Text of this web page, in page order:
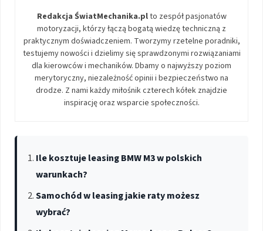
Redakcja ŚwiatMechanika.plto zespół pasjonatów
motoryzacji, którzy łączą bogatą wiedzę techniczną z
praktycznym doświadczeniem. Tworzymy rzetelne poradniki,
testujemy nowości i dzielimy się sprawdzonymi rozwiązaniami
dla kierowców i mechaników. Dbamy o najwyższy poziom
merytoryczny, niezależność opinii i bezpieczeństwo na
drodze. Z nami każdy miłośnik czterech kółek znajdzie
inspirację oraz wsparcie społeczności.
Ile kosztuje leasing BMW M3 w polskich
warunkach?
Samochód w leasing jakie raty możesz
wybrać?